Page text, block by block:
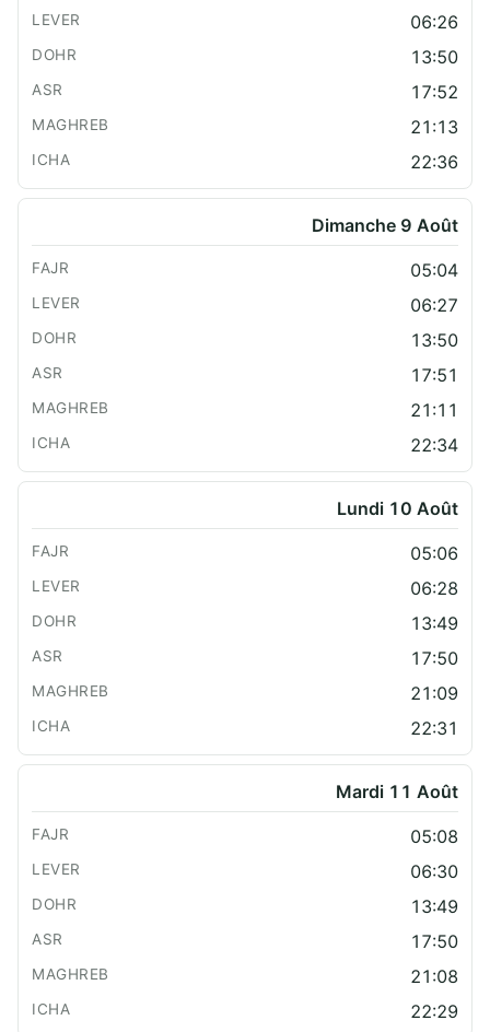
06:26
13:50
17:52
21:13
22:36
Dimanche 9 Août
05:04
06:27
13:50
17:51
21:11
22:34
Lundi 10 Août
05:06
06:28
13:49
17:50
21:09
22:31
Mardi 11 Août
05:08
06:30
13:49
17:50
21:08
22:29